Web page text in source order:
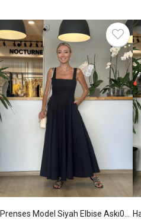
Prenses Model Siyah Elbise Askı00267